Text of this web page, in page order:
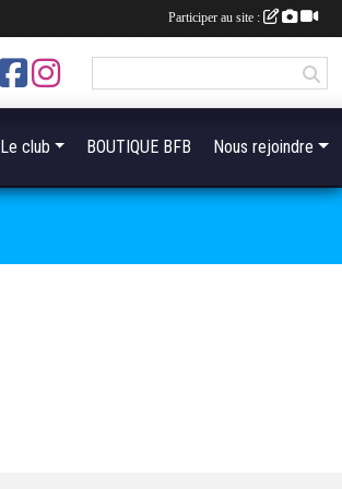
Le club BOUTIQUE BFB Nous rejoindre
Participer au site :